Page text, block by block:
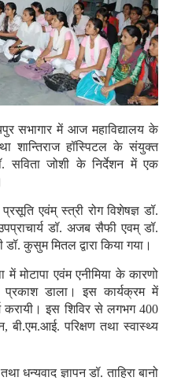
सभागार में आज महाविद्यालय के
शान्तिराज हॉस्पिटल के संयुक्त
सविता जोशी के निर्देशन में एक
एवंम् स्त्री रोग विशेषज्ञ डॉ.
डॉ. अजब सैफी एवम् डॉ.
डॉ. कुसुम मितल द्वारा किया गया।
मोटापा एवंम एनीमिया के कारणो
डाला। इस कार्यक्रम में
करायी। इस शिविर से लगभग 400
बी.एम.आई. परिक्षण तथा स्वास्थ्य
धन्यवाद ज्ञापन डॉ. ताहिरा बानो